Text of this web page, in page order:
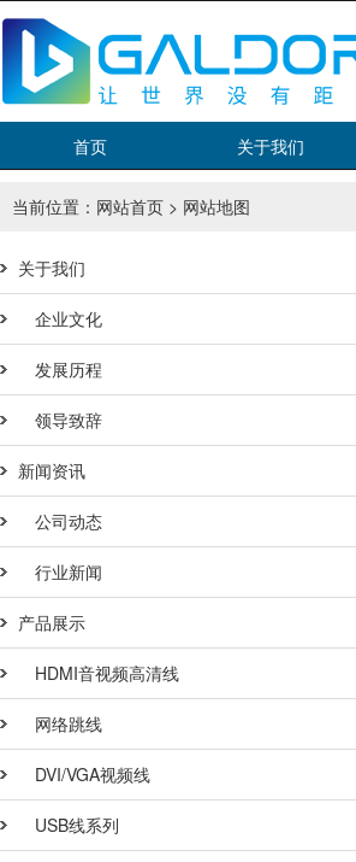
首页 关于我们
当前位置： 网站首页 > 网站地图
关于我们
企业文化
发展历程
领导致辞
新闻资讯
公司动态
行业新闻
产品展示
HDMI音视频高清线
网络跳线
DVI/VGA视频线
USB线系列